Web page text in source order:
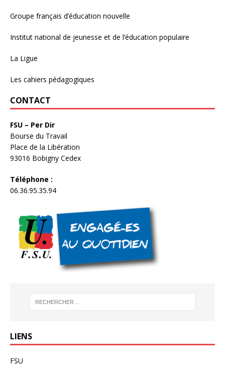
Groupe français d’éducation nouvelle
Institut national de jeunesse et de l’éducation populaire
La Ligue
Les cahiers pédagogiques
CONTACT
FSU – Per Dir
Bourse du Travail
Place de la Libération
93016 Bobigny Cedex
Téléphone :
06.36.95.35.94
LIENS
FSU